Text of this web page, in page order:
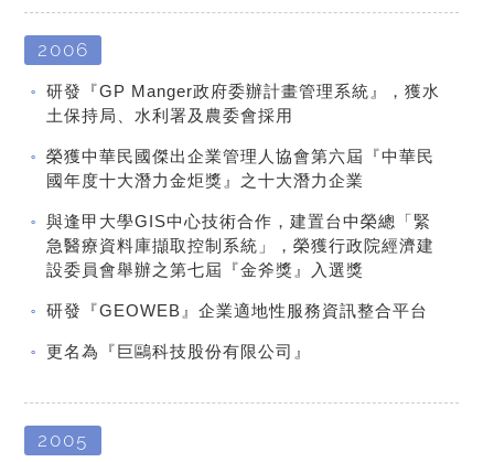
2006
研發『GP Manger政府委辦計畫管理系統』，獲水
土保持局、水利署及農委會採用
榮獲中華民國傑出企業管理人協會第六屆『中華民
國年度十大潛力金炬獎』之十大潛力企業
與逢甲大學GIS中心技術合作，建置台中榮總「緊
急醫療資料庫擷取控制系統」，榮獲行政院經濟建
設委員會舉辦之第七屆『金斧獎』入選獎
研發『GEOWEB』企業適地性服務資訊整合平台
更名為『巨鷗科技股份有限公司』
2005